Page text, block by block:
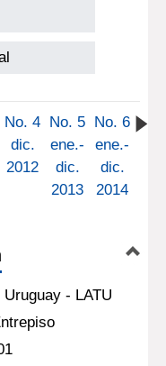
No. 4
dic.
2012
No. 5
ene.-
dic.
2013
No. 6
ene.-
dic.
2014
- LATU